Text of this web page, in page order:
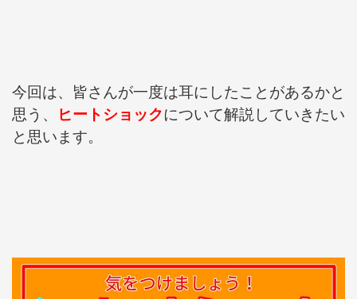
今回は、皆さんが一度は耳にしたことがあるかと
思う、
ヒートショックについて解説していきたい
と思います。